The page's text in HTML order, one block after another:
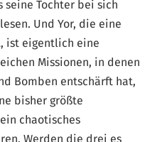
seine Tochter bei sich
Und Yor, die eine
ist eigentlich eine
Missionen, in denen
Bomben entschärft hat,
bisher größte
chaotisches
Werden die drei es